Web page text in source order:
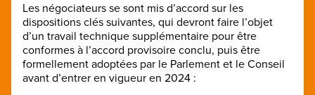
Les négociateurs se sont mis d’accord sur les
dispositions clés suivantes, qui devront faire l’objet
d’un travail technique supplémentaire pour être
conformes à l’accord provisoire conclu, puis être
formellement adoptées par le Parlement et le Conseil
avant d’entrer en vigueur en 2024 :